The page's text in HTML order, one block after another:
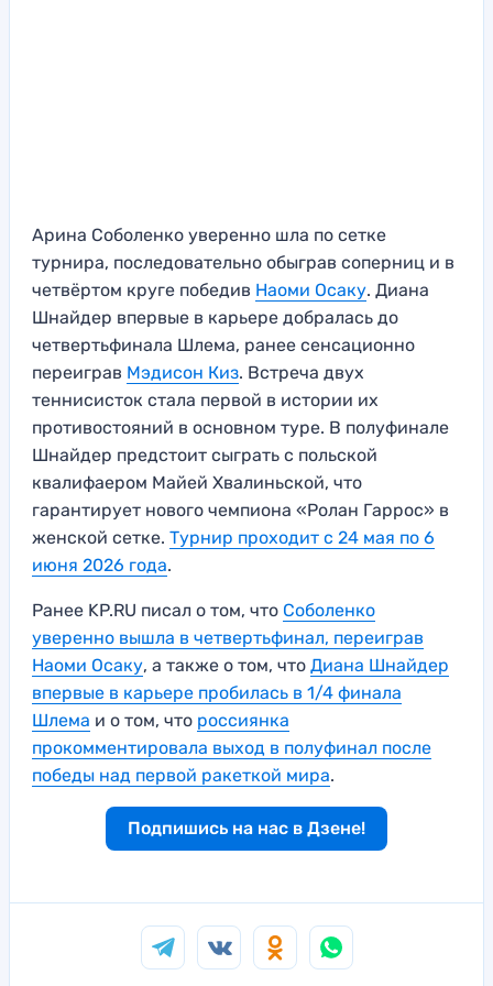
Арина Соболенко уверенно шла по сетке
турнира, последовательно обыграв соперниц и в
четвёртом круге победив Наоми Осаку. Диана
Шнайдер впервые в карьере добралась до
четвертьфинала Шлема, ранее сенсационно
переиграв Мэдисон Киз. Встреча двух
теннисисток стала первой в истории их
противостояний в основном туре. В полуфинале
Шнайдер предстоит сыграть с польской
квалифаером Майей Хвалиньской, что
гарантирует нового чемпиона «Ролан Гаррос» в
женской сетке. Турнир проходит с 24 мая по 6
июня 2026 года.
Ранее KP.RU писал о том, что Соболенко
уверенно вышла в четвертьфинал, переиграв
Наоми Осаку, а также о том, что Диана Шнайдер
впервые в карьере пробилась в 1/4 финала
Шлема и о том, что россиянка
прокомментировала выход в полуфинал после
победы над первой ракеткой мира.
Подпишись на нас в Дзене!